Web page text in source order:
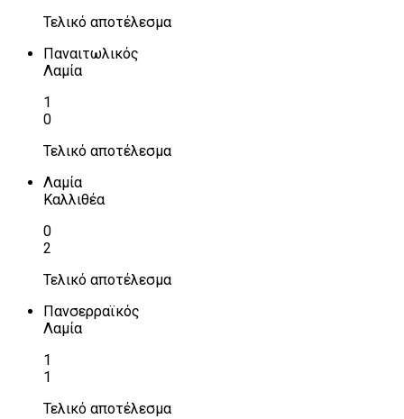
Τελικό αποτέλεσμα
Παναιτωλικός
Λαμία
1
0
Τελικό αποτέλεσμα
Λαμία
Καλλιθέα
0
2
Τελικό αποτέλεσμα
Πανσερραϊκός
Λαμία
1
1
Τελικό αποτέλεσμα